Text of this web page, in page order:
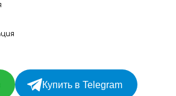
Купить в Telegram